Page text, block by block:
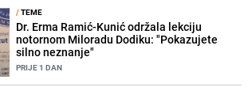
/TEME
Dr. Erma Ramić-Kunić održala lekciju
notornom Miloradu Dodiku: "Pokazujete
silno neznanje"
PRIJE 1 DAN